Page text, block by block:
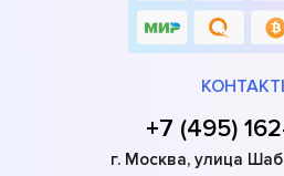
+7 (495)
г. Москва, улица